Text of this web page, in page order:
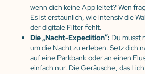
wenn dich keine App leitet? Wen
Es ist erstaunlich, wie intensiv die
der digitale Filter fehlt.
Die „Nacht-Expedition”: Du musst
um die Nacht zu erleben. Setz dich
auf eine Parkbank oder an einen
einfach nur. Die Geräusche, das